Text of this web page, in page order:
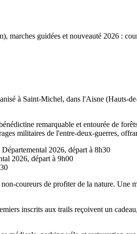
marches guidées et nouveauté 2026 :
à Saint-Michel, dans l'Aisne (Hauts-
remarquable et entourée de
militaires de l'entre-deux-guerres,
2026, départ à 8h30
2026, départ à 9h00
coureurs de profiter de la nature. Une
inscrits aux trails reçoivent un